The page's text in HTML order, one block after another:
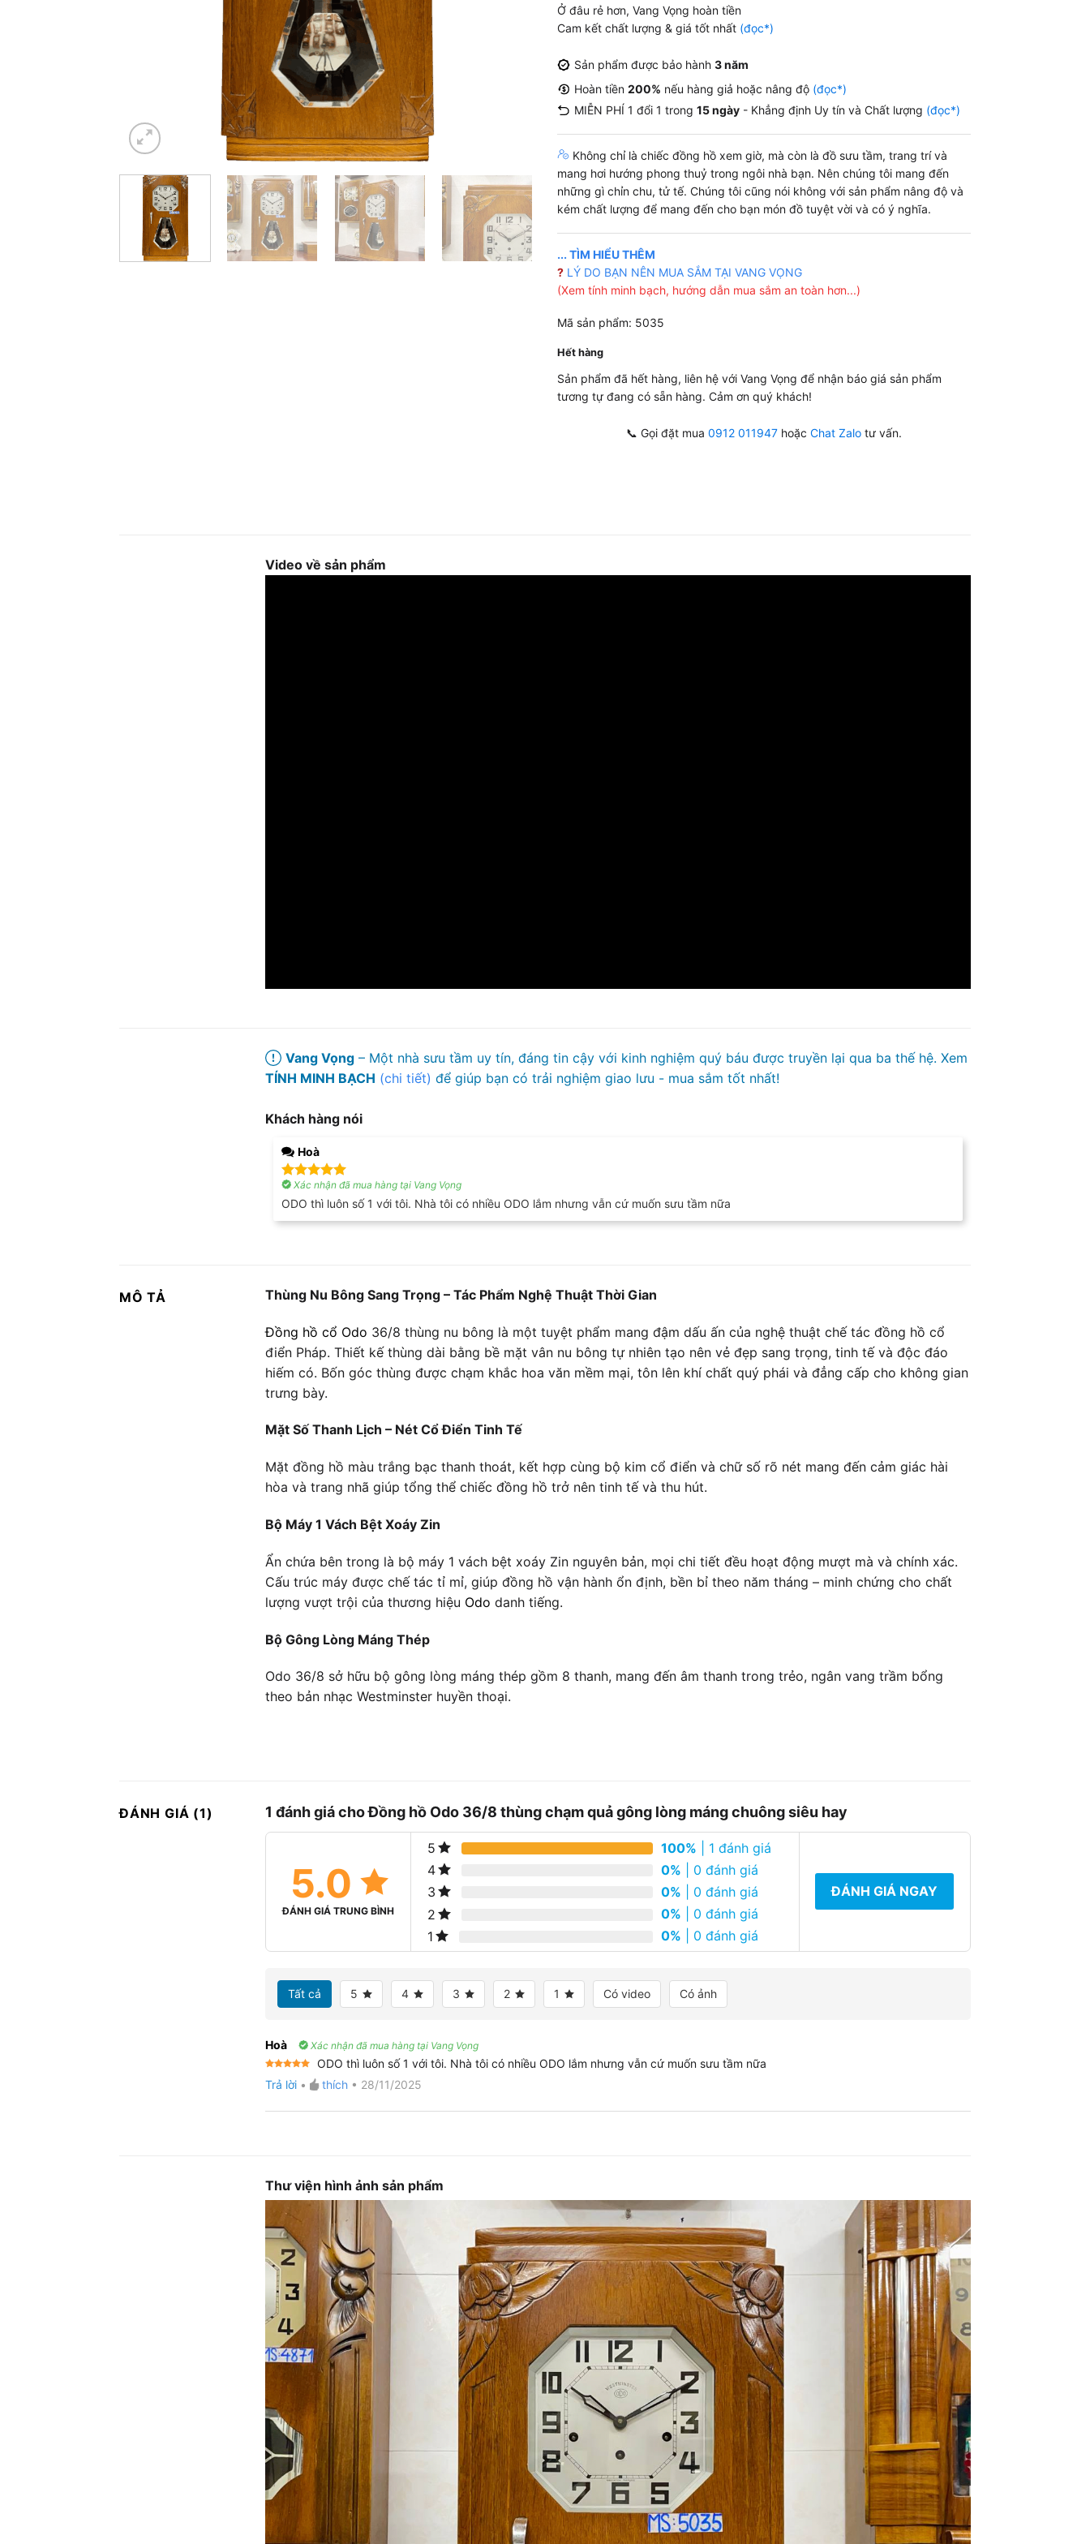
Ở đâu rẻ hơn, Vang Vọng hoàn tiền
Cam kết chất lượng & giá tốt nhất (đọc*)
Sản phẩm được bảo hành 3 năm
Hoàn tiền 200% nếu hàng giả hoặc nâng độ (đọc*)
MIỄN PHÍ 1 đổi 1 trong 15 ngày - Khẳng định Uy tín và Chất lượng (đọc*)
Không chỉ là chiếc đồng hồ xem giờ, mà còn là đồ sưu tầm, trang trí và
mang hơi hướng phong thuỷ trong ngôi nhà bạn. Nên chúng tôi mang đến
những gì chỉn chu, tử tế. Chúng tôi cũng nói không với sản phẩm nâng độ và
kém chất lượng để mang đến cho bạn món đồ tuyệt vời và có ý nghĩa.
... TÌM HIỂU THÊM
? LÝ DO BẠN NÊN MUA SẮM TẠI VANG VỌNG
(Xem tính minh bạch, hướng dẫn mua sắm an toàn hơn...)
Mã sản phẩm: 5035
Hết hàng
Sản phẩm đã hết hàng, liên hệ với Vang Vọng để nhận báo giá sản phẩm
tương tự đang có sẵn hàng. Cảm ơn quý khách!
📞 Gọi đặt mua 0912 011947 hoặc Chat Zalo tư vấn.
Video về sản phẩm
Vang Vọng – Một nhà sưu tầm uy tín, đáng tin cậy với kinh nghiệm quý báu được truyền lại qua ba thế hệ. Xem
TÍNH MINH BẠCH (chi tiết) để giúp bạn có trải nghiệm giao lưu - mua sắm tốt nhất!
Khách hàng nói
Hoà
Được xếp
hạng55
Xác nhận đã mua hàng tại Vang Vọng
ODO thì luôn số 1 với tôi. Nhà tôi có nhiều ODO lắm nhưng vẫn cứ muốn sưu tầm nữa
MÔ TẢ Thùng Nu Bông Sang Trọng – Tác Phẩm Nghệ Thuật Thời Gian
Đồng hồ cổ Odo 36/8 thùng nu bông là một tuyệt phẩm mang đậm dấu ấn của nghệ thuật chế tác đồng hồ cổ
điển Pháp. Thiết kế thùng dài bằng bề mặt vân nu bông tự nhiên tạo nên vẻ đẹp sang trọng, tinh tế và độc đáo
hiếm có. Bốn góc thùng được chạm khắc hoa văn mềm mại, tôn lên khí chất quý phái và đẳng cấp cho không gian
trưng bày.
Mặt Số Thanh Lịch – Nét Cổ Điển Tinh Tế
Mặt đồng hồ màu trắng bạc thanh thoát, kết hợp cùng bộ kim cổ điển và chữ số rõ nét mang đến cảm giác hài
hòa và trang nhã giúp tổng thể chiếc đồng hồ trở nên tinh tế và thu hút.
Bộ Máy 1 Vách Bệt Xoáy Zin
Ẩn chứa bên trong là bộ máy 1 vách bệt xoáy Zin nguyên bản, mọi chi tiết đều hoạt động mượt mà và chính xác.
Cấu trúc máy được chế tác tỉ mỉ, giúp đồng hồ vận hành ổn định, bền bỉ theo năm tháng – minh chứng cho chất
lượng vượt trội của thương hiệu Odo danh tiếng.
Bộ Gông Lòng Máng Thép
Odo 36/8 sở hữu bộ gông lòng máng thép gồm 8 thanh, mang đến âm thanh trong trẻo, ngân vang trầm bổng
theo bản nhạc Westminster huyền thoại.
ĐÁNH GIÁ (1) 1 đánh giá choĐồng hồ Odo 36/8 thùng chạm quả gông lòng máng chuông siêu hay
5.0
ĐÁNH GIÁ TRUNG BÌNH
5 100% | 1 đánh giá
4
0% | 0 đánh giá
3
0% | 0 đánh giá
2
0% | 0 đánh giá
1
0% | 0 đánh giá
ĐÁNH GIÁ NGAY
Tất cả 5 4 3 2 1 Có video Có ảnh
Hoà Xác nhận đã mua hàng tại Vang Vọng
hạng55
ODO thì luôn số 1 với tôi. Nhà tôi có nhiều ODO lắm nhưng vẫn cứ muốn sưu tầm nữa
Trả lời • thích • 28/11/2025
Thư viện hình ảnh sản phẩm